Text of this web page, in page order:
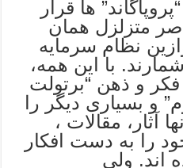
ها قرار
متزلزل همان
نظام سرمایه
با این همه،
فکر و ذهن “برتولت
و بسیاری دیگر را
آثار، مقالات ،
را به دست افکار
اند. ولی